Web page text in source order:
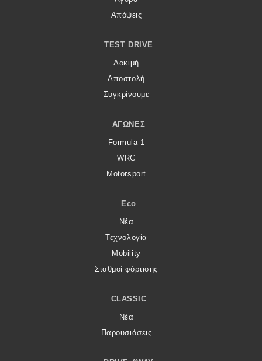
Απόψεις
TEST DRIVE
Δοκιμή
Αποστολή
Συγκρίνουμε
ΑΓΏΝΕΣ
Formula 1
WRC
Motorsport
Eco
Νέα
Τεχνολογία
Mobility
Σταθμοί φόρτισης
CLASSIC
Νέα
Παρουσιάσεις